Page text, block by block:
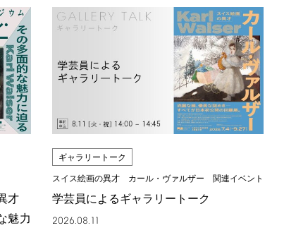
才
魅力
ギャラリートーク
スイス絵画の異才 カール・ヴァルザー 関連イベント
学芸員によるギャラリートーク
2026.08.11